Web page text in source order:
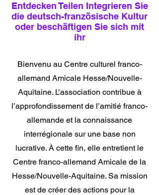
Entdecken Teilen Integrieren Sie
die deutsch-französische Kultur
oder beschäftigen Sie sich mit
ihr
Bienvenu au Centre culturel franco-
allemand Amicale Hesse/Nouvelle-
Aquitaine. L’association contribue à
l’approfondissement de l’amitié franco-
allemande et la connaissance
interrégionale sur une base non
lucrative. À cette fin, elle entretient le
Centre franco-allemand Amicale de la
Hesse/Nouvelle-Aquitaine. Sa mission
est de créer des actions pour la